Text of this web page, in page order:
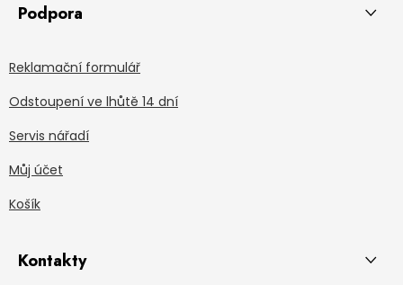
Podpora
Reklamační formulář
Odstoupení ve lhůtě 14 dní
Servis nářadí
Můj účet
Košík
Kontakty